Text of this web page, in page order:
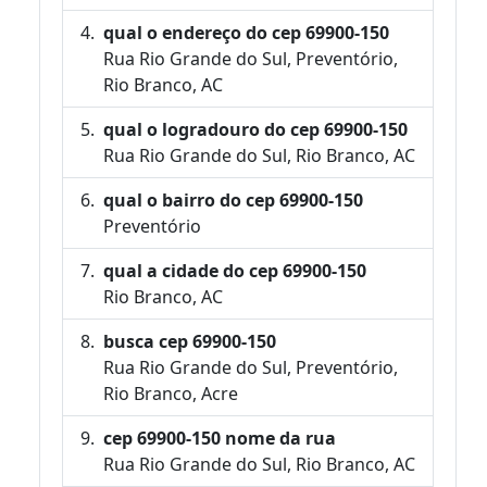
qual o endereço do cep 69900-150
Rua Rio Grande do Sul, Preventório,
Rio Branco, AC
qual o logradouro do cep 69900-150
Rua Rio Grande do Sul, Rio Branco, AC
qual o bairro do cep 69900-150
Preventório
qual a cidade do cep 69900-150
Rio Branco, AC
busca cep 69900-150
Rua Rio Grande do Sul, Preventório,
Rio Branco, Acre
cep 69900-150 nome da rua
Rua Rio Grande do Sul, Rio Branco, AC